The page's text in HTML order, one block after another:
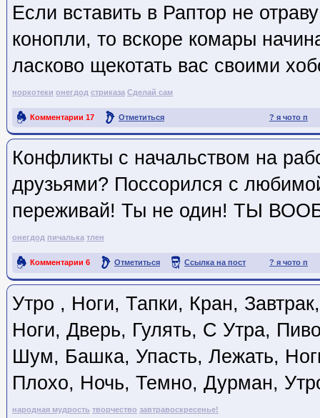
Если вставить в Раптор не
конопли, то вскоре комары
ласково щекотать вас своими
норкотеки онегдод стриказа Сделай сам
? я чото п
Комментарии 17 Отметиться
Ссылка на пост
Конфликты с начальством на
друзьями? Поссорился с
переживай! Ты не один! ТЫ
онегдод пичалька тлен
? я чото п
Комментарии 6 Отметиться Ссылка на пост
Утро , Ноги, Тапки, Кран,
Ноги, Дверь, Гулять, С Утра,
Шум, Башка, Упасть, Лежать,
Плохо, Ночь, Темно, Дурман,
народная мудрость творчество завтравоскресенье!